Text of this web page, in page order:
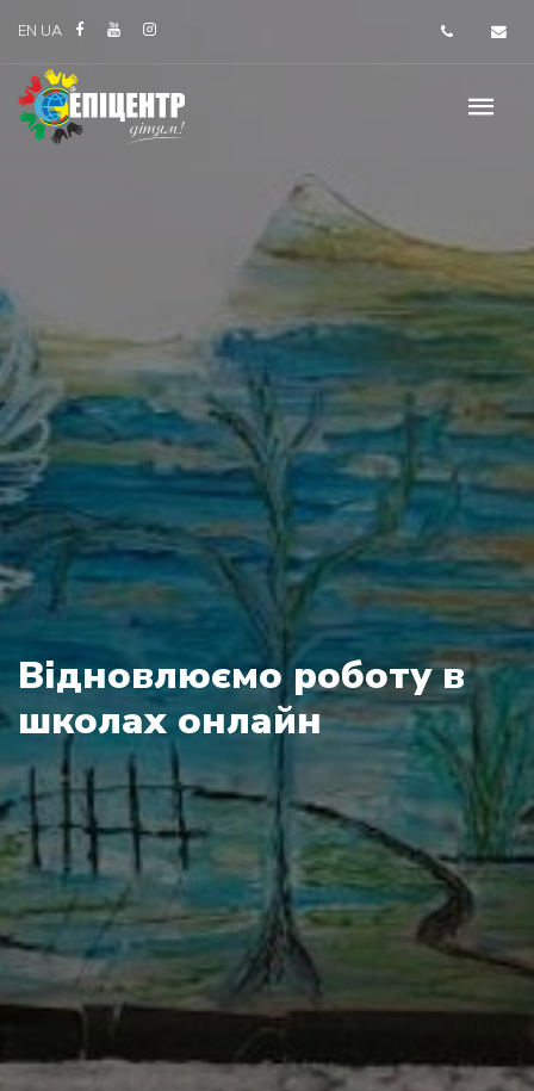
EN UA
Відновлюємо роботу в
школах онлайн